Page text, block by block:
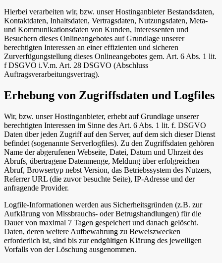
Hierbei verarbeiten wir, bzw. unser Hostinganbieter Bestandsdaten,
Kontaktdaten, Inhaltsdaten, Vertragsdaten, Nutzungsdaten, Meta-
und Kommunikationsdaten von Kunden, Interessenten und
Besuchern dieses Onlineangebotes auf Grundlage unserer
berechtigten Interessen an einer effizienten und sicheren
Zurverfügungstellung dieses Onlineangebotes gem. Art. 6 Abs. 1 lit.
f DSGVO i.V.m. Art. 28 DSGVO (Abschluss
Auftragsverarbeitungsvertrag).
Erhebung von Zugriffsdaten und Logfiles
Wir, bzw. unser Hostinganbieter, erhebt auf Grundlage unserer
berechtigten Interessen im Sinne des Art. 6 Abs. 1 lit. f. DSGVO
Daten über jeden Zugriff auf den Server, auf dem sich dieser Dienst
befindet (sogenannte Serverlogfiles). Zu den Zugriffsdaten gehören
Name der abgerufenen Webseite, Datei, Datum und Uhrzeit des
Abrufs, übertragene Datenmenge, Meldung über erfolgreichen
Abruf, Browsertyp nebst Version, das Betriebssystem des Nutzers,
Referrer URL (die zuvor besuchte Seite), IP-Adresse und der
anfragende Provider.
Logfile-Informationen werden aus Sicherheitsgründen (z.B. zur
Aufklärung von Missbrauchs- oder Betrugshandlungen) für die
Dauer von maximal 7 Tagen gespeichert und danach gelöscht.
Daten, deren weitere Aufbewahrung zu Beweiszwecken
erforderlich ist, sind bis zur endgültigen Klärung des jeweiligen
Vorfalls von der Löschung ausgenommen.